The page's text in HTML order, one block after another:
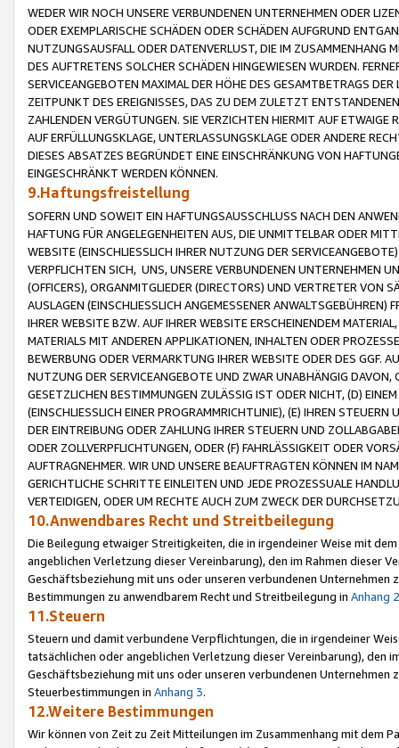
WEDER WIR NOCH UNSERE VERBUNDENEN UNTERNEHMEN ODER
ODER EXEMPLARISCHE SCHÄDEN ODER SCHÄDEN AUFGRUND
NUTZUNGSAUSFALL ODER DATENVERLUST, DIE IM ZUSAMMENHANG
DES AUFTRETENS SOLCHER SCHÄDEN HINGEWIESEN WURDEN.
SERVICEANGEBOTEN MAXIMAL DER HÖHE DES GESAMTBETRAGS
ZEITPUNKT DES EREIGNISSES, DAS ZU DEM ZULETZT
ZAHLENDEN VERGÜTUNGEN. SIE VERZICHTEN HIERMIT AUF
AUF ERFÜLLUNGSKLAGE, UNTERLASSUNGSKLAGE ODER ANDERE
DIESES ABSATZES BEGRÜNDET EINE EINSCHRÄNKUNG VON
EINGESCHRÄNKT WERDEN KÖNNEN.
9.Haftungsfreistellung
SOFERN UND SOWEIT EIN HAFTUNGSAUSSCHLUSS NACH DEN
HAFTUNG FÜR ANGELEGENHEITEN AUS, DIE UNMITTELBAR ODER
WEBSITE (EINSCHLIESSLICH IHRER NUTZUNG DER
VERPFLICHTEN SICH, UNS, UNSERE VERBUNDENEN UNTERNEHMEN
(OFFICERS), ORGANMITGLIEDER (DIRECTORS) UND VERTRETER VON
AUSLAGEN (EINSCHLIESSLICH ANGEMESSENER
IHRER WEBSITE BZW. AUF IHRER WEBSITE ERSCHEINENDEM
MATERIALS MIT ANDEREN APPLIKATIONEN, INHALTEN ODER
BEWERBUNG ODER VERMARKTUNG IHRER WEBSITE ODER DES GGF.
NUTZUNG DER SERVICEANGEBOTE UND ZWAR UNABHÄNGIG
GESETZLICHEN BESTIMMUNGEN ZULÄSSIG IST ODER NICHT, (D)
(EINSCHLIESSLICH EINER PROGRAMMRICHTLINIE), (E) IHREN
DER EINTREIBUNG ODER ZAHLUNG IHRER STEUERN UND
ODER ZOLLVERPFLICHTUNGEN, ODER (F) FAHRLÄSSIGKEIT ODER
AUFTRAGNEHMER. WIR UND UNSERE BEAUFTRAGTEN KÖNNEN IM
GERICHTLICHE SCHRITTE EINLEITEN UND JEDE PROZESSUALE
VERTEIDIGEN, ODER UM RECHTE AUCH ZUM ZWECK DER
10.Anwendbares Recht und Streitbeilegung
Die Beilegung etwaiger Streitigkeiten, die in irgendeiner Weise mit
angeblichen Verletzung dieser Vereinbarung), den im Rahmen dieser
Geschäftsbeziehung mit uns oder unseren verbundenen
Bestimmungen zu anwendbarem Recht und Streitbeilegung in Anhang 2
11.Steuern
Steuern und damit verbundene Verpflichtungen, die in irgendeiner
tatsächlichen oder angeblichen Verletzung dieser Vereinbarung), den
Geschäftsbeziehung mit uns oder unseren verbundenen
Steuerbestimmungen in Anhang 3.
12.Weitere Bestimmungen
Wir können von Zeit zu Zeit Mitteilungen im Zusammenhang mit dem